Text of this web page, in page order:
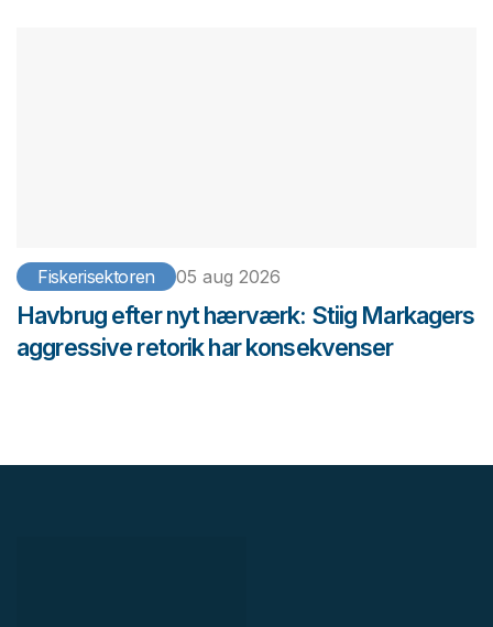
Fiskerisektoren 05 aug 2026
Havbrug efter nyt hærværk: Stiig Markagers
aggressive retorik har konsekvenser